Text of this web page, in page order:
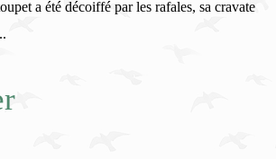
a été décoiffé par les rafales, sa cravate